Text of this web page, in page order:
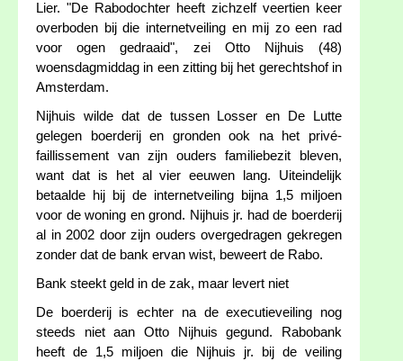
Lier. "De Rabodochter heeft zichzelf veertien keer
overboden bij die internetveiling en mij zo een rad
voor ogen gedraaid", zei Otto Nijhuis (48)
woensdagmiddag in een zitting bij het gerechtshof in
Amsterdam.
Nijhuis wilde dat de tussen Losser en De Lutte
gelegen boerderij en gronden ook na het privé-
faillissement van zijn ouders familiebezit bleven,
want dat is het al vier eeuwen lang. Uiteindelijk
betaalde hij bij de internetveiling bijna 1,5 miljoen
voor de woning en grond. Nijhuis jr. had de boerderij
al in 2002 door zijn ouders overgedragen gekregen
zonder dat de bank ervan wist, beweert de Rabo.
Bank steekt geld in de zak, maar levert niet
De boerderij is echter na de executieveiling nog
steeds niet aan Otto Nijhuis gegund. Rabobank
heeft de 1,5 miljoen die Nijhuis jr. bij de veiling